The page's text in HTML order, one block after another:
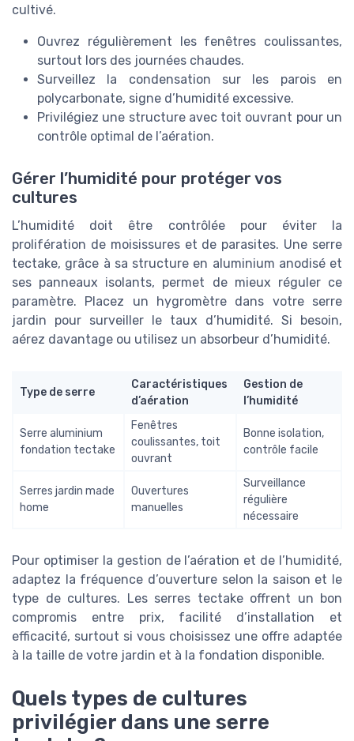
cultivé.
Ouvrez régulièrement les fenêtres coulissantes,
surtout lors des journées chaudes.
Surveillez la condensation sur les parois en
polycarbonate, signe d’humidité excessive.
Privilégiez une structure avec toit ouvrant pour un
contrôle optimal de l’aération.
Gérer l’humidité pour protéger vos
cultures
L’humidité doit être contrôlée pour éviter la
prolifération de moisissures et de parasites. Une serre
tectake, grâce à sa structure en aluminium anodisé et
ses panneaux isolants, permet de mieux réguler ce
paramètre. Placez un hygromètre dans votre serre
jardin pour surveiller le taux d’humidité. Si besoin,
aérez davantage ou utilisez un absorbeur d’humidité.
Type de serre
Caractéristiques
d’aération
Gestion de
l’humidité
Serre aluminium
fondation tectake
Fenêtres
coulissantes, toit
ouvrant
Bonne isolation,
contrôle facile
Serres jardin made
home
Ouvertures
manuelles
Surveillance
régulière
nécessaire
Pour optimiser la gestion de l’aération et de l’humidité,
adaptez la fréquence d’ouverture selon la saison et le
type de cultures. Les serres tectake offrent un bon
compromis entre prix, facilité d’installation et
efficacité, surtout si vous choisissez une offre adaptée
à la taille de votre jardin et à la fondation disponible.
Quels types de cultures
privilégier dans une serre